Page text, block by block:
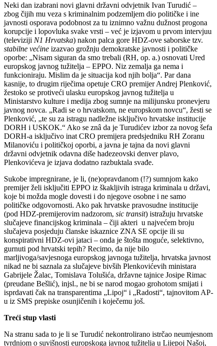
Neki dan izabrani novi glavni državni odvjetnik Ivan Turudić –
zbog čijih mu veza s kriminalnim podzemljem dio političke i ine
javnosti osporava podobnost za tu iznimno važnu dužnost progona
korupcije i lopovluka svake vrsti – već je izjavom u prvom intervjuu
(televiziji N1 Hrvatska) nakon palca gore HDZ-ove saborske tzv.
stabilne većine izazvao grožnju demokratske javnosti i političke
oporbe: „Nisam siguran da smo trebali (RH, op. a.) osnovati Ured
europskog javnog tužitelja – EPPO. Niz zemalja ga nema i
funkcioniraju. Mislim da je situacija kod njih bolja“. Par dana
kasnije, to drugim riječima opetuje CRO premijer Andrej Plenković,
žestoko se protiveći ulasku europskog javnog tužitelja u
Ministarstvo kulture i medija zbog sumnje na milijunsku pronevjeru
javnog novca. „Radi se o hrvatskom, ne europskom novcu“, žesti se
Plenković, „te su za istragu nadležne isključivo hrvatske institucije
DORH i USKOK.“ Ako se znâ da je Turudićev izbor za novog šefa
DORH-a isključivo inat CRO premijera predsjedniku RH Zoranu
Milanoviću i političkoj oporbi, a javna je tajna da novi glavni
državni odvjetnik odavna diše hadezeovski denver plavo,
Plenkovićeva je izjava dodatno razbuktala svađe.
Sukobe impregnirane, je li, (ne)opravdanom (!?) sumnjom kako
premijer želi isključiti EPPO iz škakljivih istraga kriminala u državi,
koje bi možda mogle dovesti i do njegove osobne i ne samo
političke odgovornosti. Ako pak hrvatske pravosudne institucije
(pod HDZ-premijerovim nadzorom, sic transit) istražuju hrvatske
slučajeve financijskog kriminala – čiji akteri u najvećem broju
slučajeva posjeduju članske iskaznice ZNA SE opcije ili su
konspirativni HDZ-ovi jataci – onda je štošta moguće, selektivno,
gurnuti pod hrvatski tepih? Recimo, da nije bilo
marljivoga/savjesnoga europskog javnoga tužitelja, hrvatska javnost
nikad ne bi saznala za slučajeve bivših Plenkovićevih ministara
Gabrijele Žalac, Tomislava Tolušića, državne tajnice Josipe Rimac
(preudane Bešlić), injsl., ne bi se narod mogao grohotom smijati i
isprdavati čak na transparentima „Lipoj“ i „Radosti“, tajnovitom AP-
u iz SMS prepiske osunjičenih i koječemu još.
Treći stup vlasti
Na stranu sada to je li se Turudić nekontrolirano istrčao neumjesnom
tvrdnjom o suvišnosti europskoga javnog tužitelja u Lijepoj Našoj,